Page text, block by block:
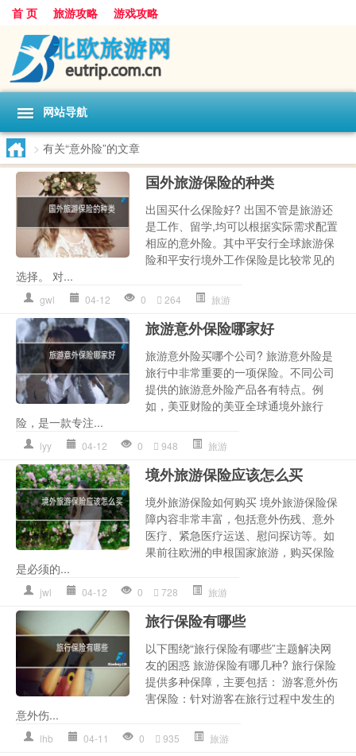
首 页 旅游攻略 游戏攻略
网站导航
> 有关“意外险”的文章
国外旅游保险的种类
出国买什么保险好? 出国不管是旅游还
是工作、留学,均可以根据实际需求配置
相应的意外险。其中平安行全球旅游保
险和平安行境外工作保险是比较常见的
选择。 对...
gwl 04-12 0 264 旅游
旅游意外保险哪家好
旅游意外险买哪个公司? 旅游意外险是
旅行中非常重要的一项保险。不同公司
提供的旅游意外险产品各有特点。例
如，美亚财险的美亚全球通境外旅行
险，是一款专注...
lyy 04-12 0 948 旅游
境外旅游保险应该怎么买
境外旅游保险如何购买 境外旅游保险保
障内容非常丰富，包括意外伤残、意外
医疗、紧急医疗运送、慰问探访等。如
果前往欧洲的申根国家旅游，购买保险
是必须的...
jwl 04-12 0 728 旅游
旅行保险有哪些
以下围绕“旅行保险有哪些”主题解决网
友的困惑 旅游保险有哪几种? 旅行保险
提供多种保障，主要包括： 游客意外伤
害保险：针对游客在旅行过程中发生的
意外伤...
lhb 04-11 0 935 旅游